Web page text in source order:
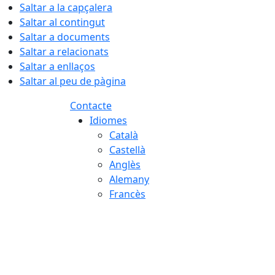
Saltar a la capçalera
Saltar al contingut
Saltar a documents
Saltar a relacionats
Saltar a enllaços
Saltar al peu de pàgina
Contacte
Idiomes
Català
Castellà
Anglès
Alemany
Francès